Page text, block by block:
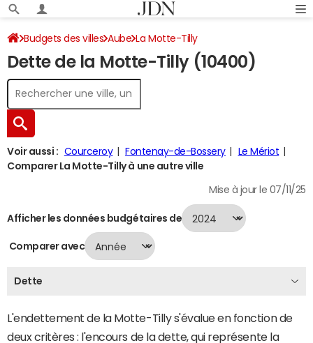
Budgets des villes Aube La Motte-Tilly
Dette au 31/12/2024
Dette de la Motte-Tilly (10400)
Voir aussi : Courceroy Fontenay-de-Bossery
Le Mériot
Comparer La Motte-Tilly à une autre ville
Mise à jour le 07/11/25
Afficher les données budgétaires de
Comparer avec
Dette
L'endettement de la Motte-Tilly s'évalue en fonction de
deux critères : l'encours de la dette, qui représente la